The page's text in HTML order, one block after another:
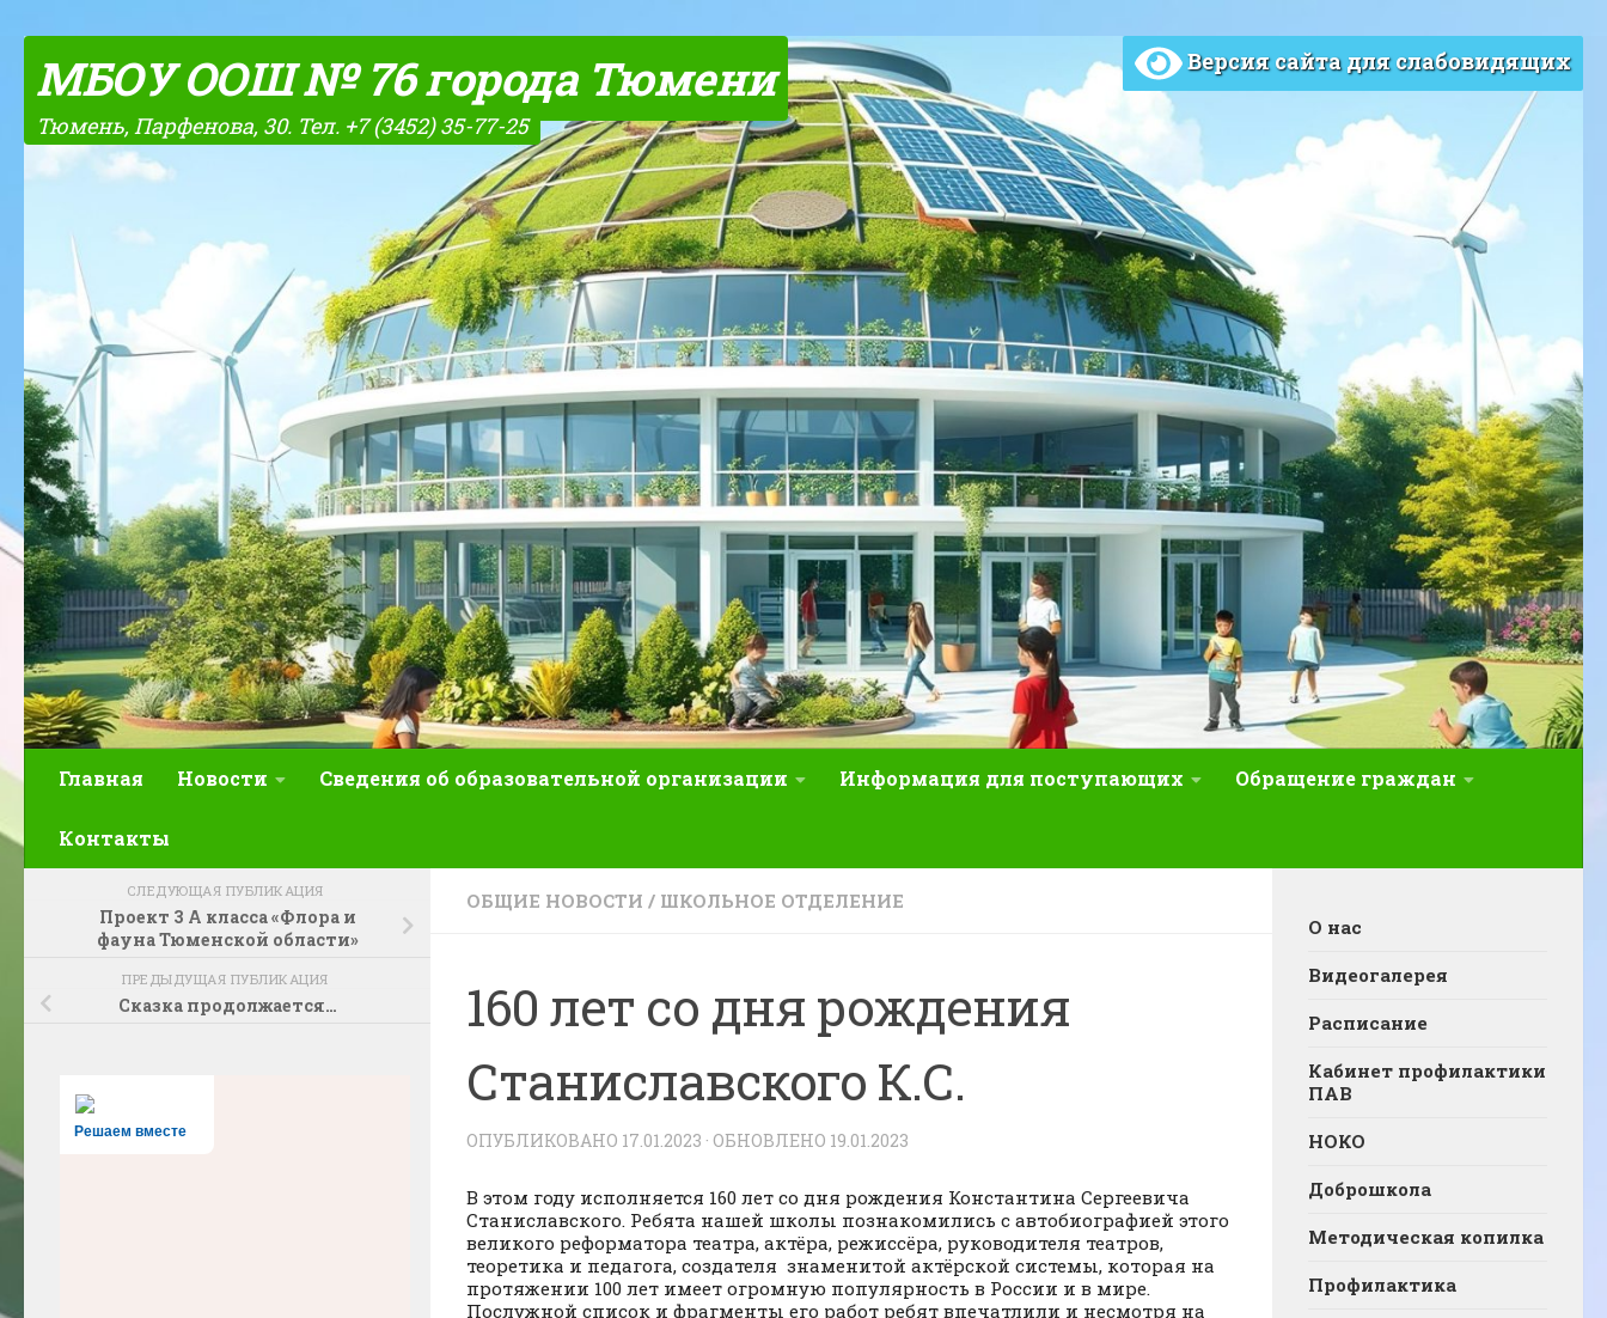
Skip to content
МБОУ ООШ № 76 города Тюмени
Тюмень, Парфенова, 30. Тел. +7 (3452) 35-77-25
Версия сайта для слабовидящих
Главная Новости Сведения об образовательной организации Информация для поступающих Обращение граждан
Контакты
ОБЩИЕ НОВОСТИ / ШКОЛЬНОЕ ОТДЕЛЕНИЕ
160 лет со дня рождения
Станиславского К.С.
ОПУБЛИКОВАНО 17.01.2023 · ОБНОВЛЕНО 19.01.2023
В этом году исполняется 160 лет со дня рождения Константина Сергеевича
Станиславского. Ребята нашей школы познакомились с автобиографией этого
великого реформатора театра, актёра, режиссёра, руководителя театров,
теоретика и педагога, создателя знаменитой актёрской системы, которая на
протяжении 100 лет имеет огромную популярность в России и в мире.
Послужной список и фрагменты его работ ребят впечатлили и несмотря на
СЛЕДУЮЩАЯ ПУБЛИКАЦИЯ
Проект 3 А класса «Флора и
фауна Тюменской области»
ПРЕДЫДУЩАЯ ПУБЛИКАЦИЯ
Сказка продолжается…
Решаем вместе
О нас
Видеогалерея
Расписание
Кабинет профилактики
ПАВ
НОКО
Доброшкола
Методическая копилка
Профилактика